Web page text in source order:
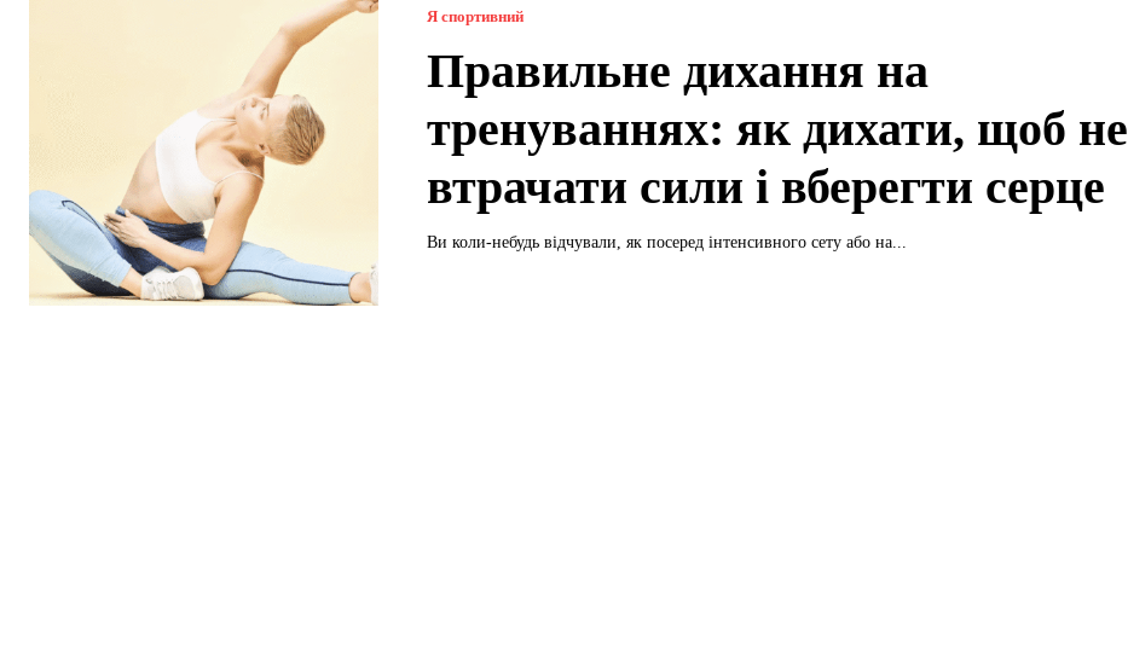
Я спортивний
Правильне дихання на
тренуваннях: як дихати, щоб не
втрачати сили і вберегти серце
Ви коли-небудь відчували, як посеред інтенсивного сету або на...